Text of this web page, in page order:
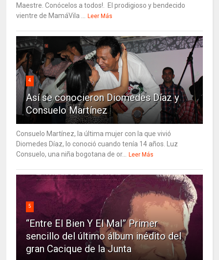
Maestre. Conócelos a todos!. El prodigioso y bendecido
vientre de MamáVila ... Leer Más
4
Así se conocieron Diomedes Díaz y
Consuelo Martínez
Consuelo Martínez, la última mujer con la que vivió
Diomedes Díaz, lo conoció cuando tenía 14 años. Luz
Consuelo, una niña bogotana de or... Leer Más
5
“Entre El Bien Y El Mal” Primer
sencillo del último álbum inédito del
gran Cacique de la Junta